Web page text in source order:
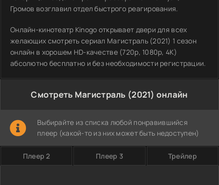
Громов возглавил отдел быстрого реагирования.
Онлайн-кинотеатр Kinogo открывает двери для всех
желающих смотреть сериал Магистраль (2021) 1 сезон
онлайн в хорошем HD-качестве (720p, 1080p, 4K)
абсолютно бесплатно и без необходимости регистрации.
Смотреть Магистраль (2021) онлайн
Выбирайте из списка любой понравившийся
плеер (какой-то из них может быть недоступен)
Плеер 2 Плеер 3 Трейлер